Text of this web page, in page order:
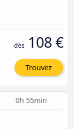
dès 108 €
Trouvez
0h 55min